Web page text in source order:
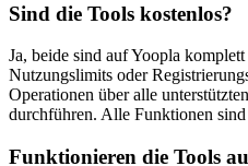
Sind die Tools kostenlos?
Ja, beide sind auf Yoopla
Nutzungslimits oder
Operationen über alle
durchführen. Alle Funktionen
Funktionieren die Tools